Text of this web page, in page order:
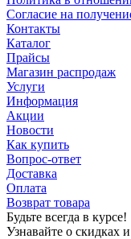
Согласие на
Контакты
Каталог
Прайсы
Магазин распродаж
Услуги
Информация
Акции
Новости
Как купить
Вопрос-ответ
Доставка
Оплата
Возврат товара
Будьте всегда в курсе!
Узнавайте о скидках